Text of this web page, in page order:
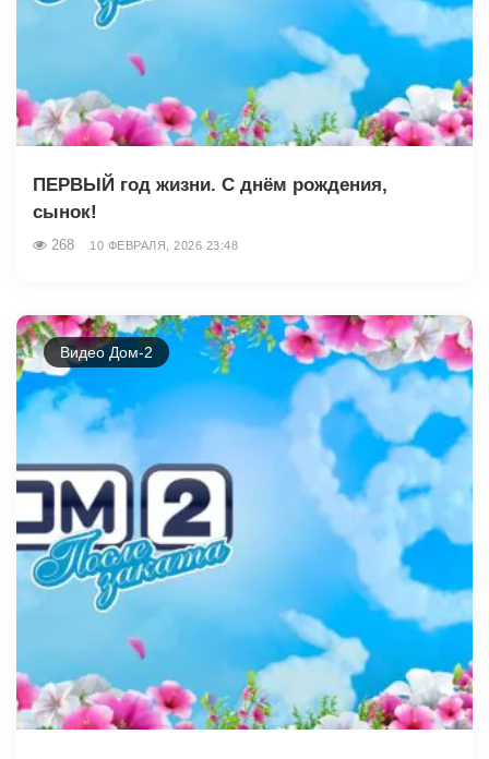
ПЕРВЫЙ год жизни. С днём рождения,
сынок!
268 10 ФЕВРАЛЯ, 2026 23:48
Видео Дом-2